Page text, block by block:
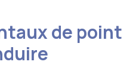
de point